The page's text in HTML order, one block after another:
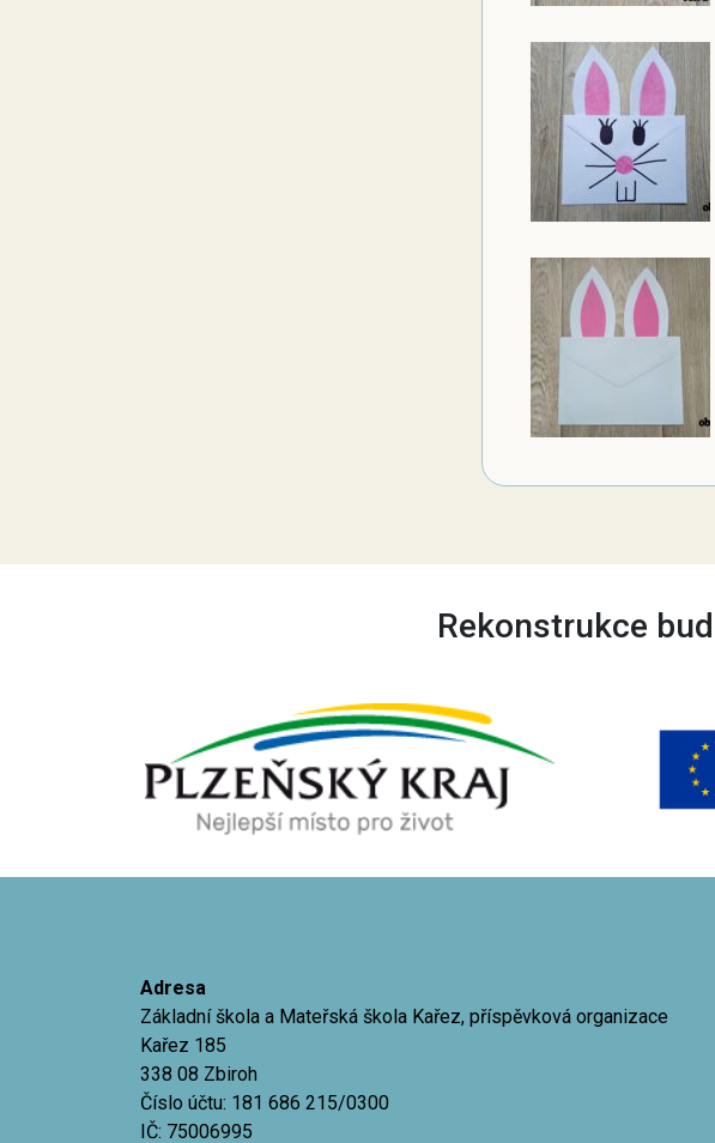
Rekonstrukce
Adresa
Základní škola a Mateřská škola Kařez, příspěvková organizace
Kařez 185
338 08 Zbiroh
Číslo účtu: 181 686 215/0300
IČ: 75006995